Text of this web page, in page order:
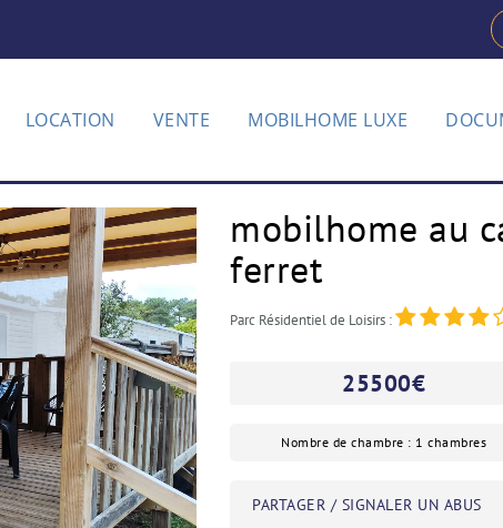
LOCATION VENTE MOBILHOME LUXE
mobilhome au
ferret
Parc Résidentiel de Loisirs :
25500€
Nombre de chambre : 1 chambres
PARTAGER / SIGNALER UN ABUS